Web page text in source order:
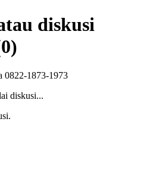
diskusi
0)
0822-1873-1973
diskusi...